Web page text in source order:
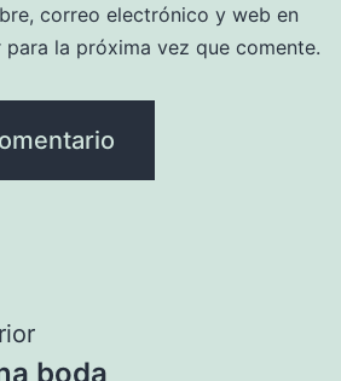
correo electrónico y web en
la próxima vez que comente.
boda